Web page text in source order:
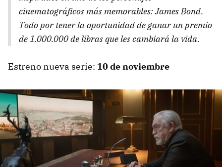
cinematográficos más memorables: James Bond.
Todo por tener la oportunidad de ganar un premio
de 1.000.000 de libras que les cambiará la vida.
Estreno nueva serie: 10 de noviembre